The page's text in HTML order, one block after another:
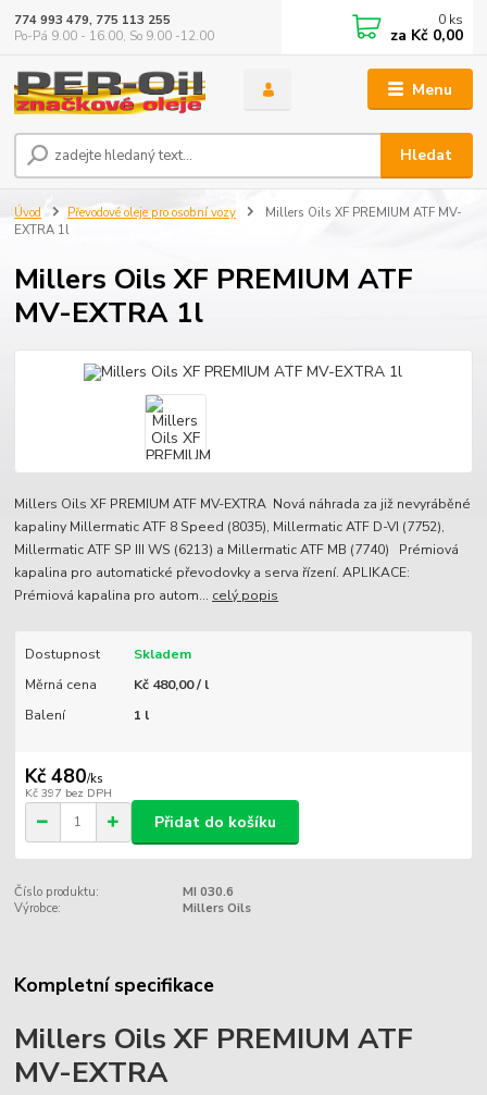
Menu
Hledat
774 993 479, 775 113 255
Po-Pá 9.00 - 16.00, So 9.00 -12.00
0 ks
za Kč 0,00
Úvod Převodové oleje pro osobní vozy
Millers Oils XF PREMIUM ATF MV-
EXTRA 1l
Millers Oils XF PREMIUM ATF
MV-EXTRA 1l
Millers Oils XF PREMIUM ATF MV-EXTRA Nová náhrada za již nevyráběné
kapaliny Millermatic ATF 8 Speed (8035), Millermatic ATF D-VI (7752),
Millermatic ATF SP III WS (6213) a Millermatic ATF MB (7740) Prémiová
kapalina pro automatické převodovky a serva řízení. APLIKACE:
Prémiová kapalina pro autom... celý popis
Dostupnost
Skladem
Měrná cena
Kč 480,00 / l
Balení
1 l
Kč 480/ks
Kč 397 bez DPH
Přidat do košíku
Číslo produktu:
MI 030.6
Výrobce:
Millers Oils
Kompletní specifikace
Millers Oils XF PREMIUM ATF
MV-EXTRA